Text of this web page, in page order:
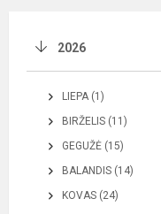
2026
LIEPA (1)
BIRŽELIS (11)
GEGUŽĖ (15)
BALANDIS (14)
KOVAS (24)